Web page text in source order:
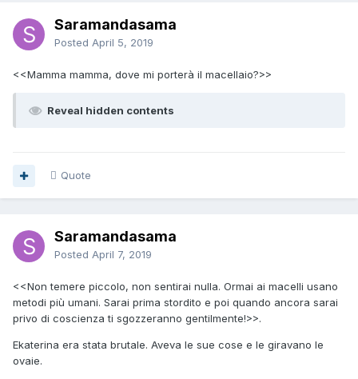
Saramandasama
Posted April 5, 2019
<<Mamma mamma, dove mi porterà il macellaio?>>
Reveal hidden contents
Quote
Saramandasama
Posted April 7, 2019
<<Non temere piccolo, non sentirai nulla. Ormai ai macelli usano
metodi più umani. Sarai prima stordito e poi quando ancora sarai
privo di coscienza ti sgozzeranno gentilmente!>>.
Ekaterina era stata brutale. Aveva le sue cose e le giravano le
ovaie.